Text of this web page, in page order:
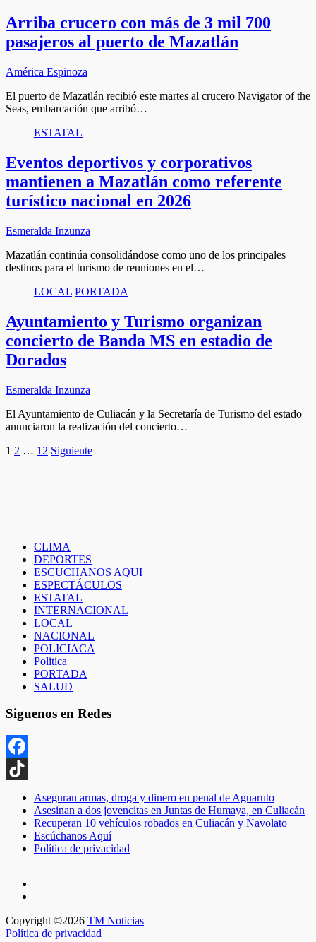
Arriba crucero con más de 3 mil 700
pasajeros al puerto de Mazatlán
América Espinoza
El puerto de Mazatlán recibió este martes al crucero Navigator of the
Seas, embarcación que arribó…
ESTATAL
Eventos deportivos y corporativos
mantienen a Mazatlán como referente
turístico nacional en 2026
Esmeralda Inzunza
Mazatlán continúa consolidándose como uno de los principales
destinos para el turismo de reuniones en el…
LOCAL PORTADA
Ayuntamiento y Turismo organizan
concierto de Banda MS en estadio de
Dorados
Esmeralda Inzunza
El Ayuntamiento de Culiacán y la Secretaría de Turismo del estado
anunciaron la realización del concierto…
Paginación
1 2 … 12 Siguiente
CLIMA
DEPORTES
ESCUCHANOS AQUI
ESPECTÁCULOS
ESTATAL
INTERNACIONAL
LOCAL
NACIONAL
POLICIACA
Politica
PORTADA
SALUD
Siguenos en Redes
Facebook
TikTok
Aseguran armas, droga y dinero en penal de Aguaruto
Asesinan a dos jovencitas en Juntas de Humaya, en Culiacán
Recuperan 10 vehículos robados en Culiacán y Navolato
Escúchanos Aquí
Política de privacidad
Copyright ©2026 TM Noticias
Política de privacidad